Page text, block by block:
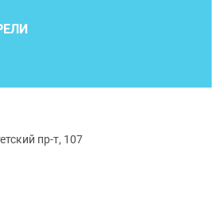
пр-т, 107